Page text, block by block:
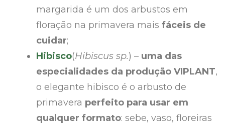
margarida é um dos arbustos em
floração na primavera mais fáceis de
cuidar;
Hibisco(Hibiscus sp.) – uma das
especialidades da produção VIPLANT,
o elegante hibisco é o arbusto de
primavera perfeito para usar em
qualquer formato: sebe, vaso, floreiras